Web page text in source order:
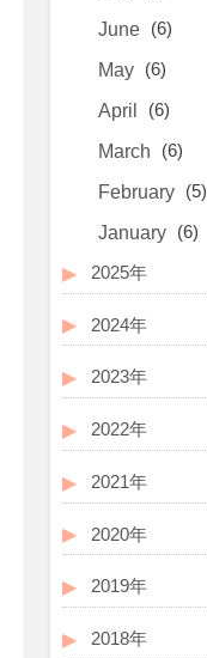
June (6)
May (6)
April (6)
March (6)
February (5)
January (6)
2025年
2024年
2023年
2022年
2021年
2020年
2019年
2018年